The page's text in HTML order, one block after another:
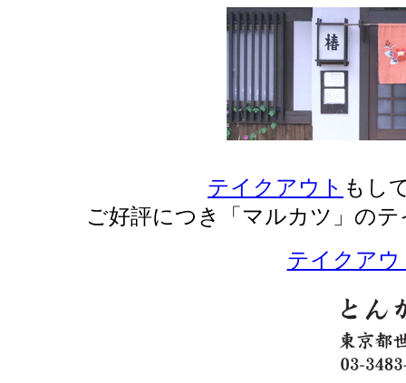
テイクアウト もし
ご好評につき「マルカツ」の
テイクア